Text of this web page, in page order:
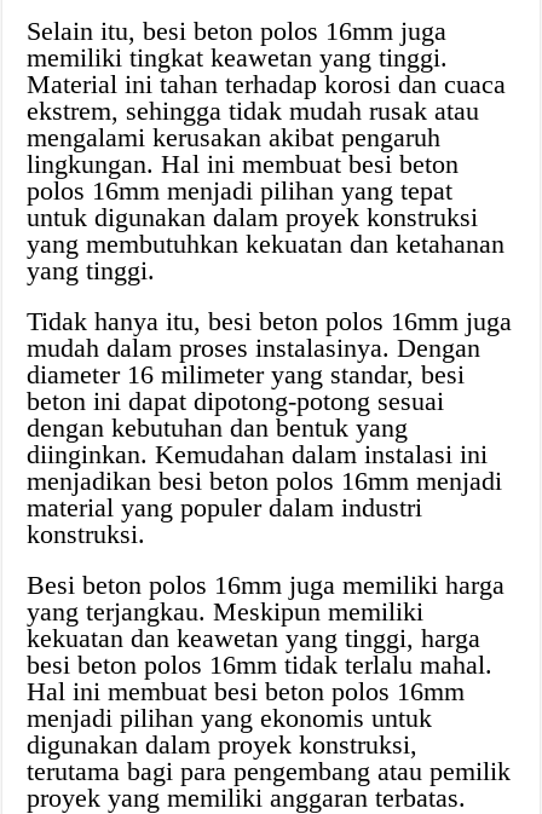
Selain itu, besi beton polos 16mm juga
memiliki tingkat keawetan yang tinggi.
Material ini tahan terhadap korosi dan cuaca
ekstrem, sehingga tidak mudah rusak atau
mengalami kerusakan akibat pengaruh
lingkungan. Hal ini membuat besi beton
polos 16mm menjadi pilihan yang tepat
untuk digunakan dalam proyek konstruksi
yang membutuhkan kekuatan dan ketahanan
yang tinggi.
Tidak hanya itu, besi beton polos 16mm juga
mudah dalam proses instalasinya. Dengan
diameter 16 milimeter yang standar, besi
beton ini dapat dipotong-potong sesuai
dengan kebutuhan dan bentuk yang
diinginkan. Kemudahan dalam instalasi ini
menjadikan besi beton polos 16mm menjadi
material yang populer dalam industri
konstruksi.
Besi beton polos 16mm juga memiliki harga
yang terjangkau. Meskipun memiliki
kekuatan dan keawetan yang tinggi, harga
besi beton polos 16mm tidak terlalu mahal.
Hal ini membuat besi beton polos 16mm
menjadi pilihan yang ekonomis untuk
digunakan dalam proyek konstruksi,
terutama bagi para pengembang atau pemilik
proyek yang memiliki anggaran terbatas.